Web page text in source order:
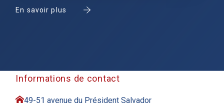
En savoir plus
Informations de contact
49-51 avenue du Président Salvador